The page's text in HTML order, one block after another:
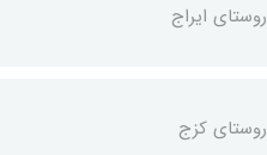
روستای ایراج
روستای کزج